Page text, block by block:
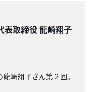
表取締役 龍崎翔子
崎翔子さん第２回。